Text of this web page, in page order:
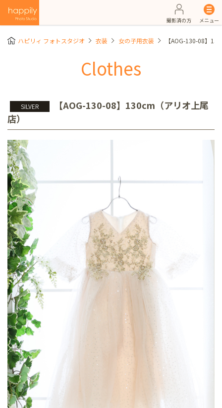
撮影済の方 メニュー
ハピリィ フォトスタジオ 衣装 女の子用衣装 【AOG-130-08】
Clothes
SILVER
【AOG-130-08】130cm（アリオ上尾
店）